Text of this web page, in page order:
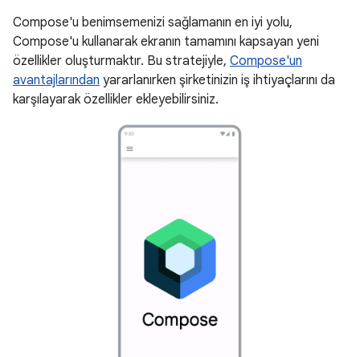
Compose'u benimsemenizi sağlamanın en iyi yolu,
Compose'u kullanarak ekranın tamamını kapsayan yeni
özellikler oluşturmaktır. Bu stratejiyle, Compose'un
avantajlarından yararlanırken şirketinizin iş ihtiyaçlarını da
karşılayarak özellikler ekleyebilirsiniz.